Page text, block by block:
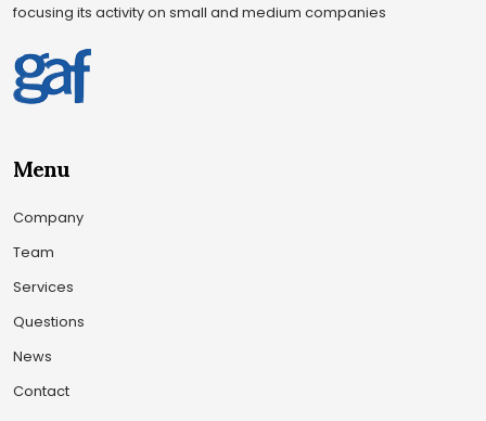
focusing its activity on small and medium companies
Menu
Company
Team
Services
Questions
News
Contact